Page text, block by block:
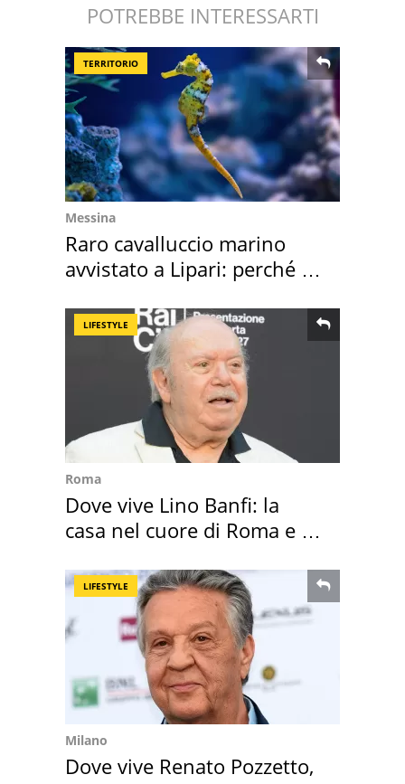
POTREBBE INTERESSARTI
TERRITORIO
Messina
Raro cavalluccio marino
avvistato a Lipari: perché è
LIFESTYLE
Roma
Dove vive Lino Banfi: la
casa nel cuore di Roma e i
LIFESTYLE
Milano
Dove vive Renato Pozzetto,